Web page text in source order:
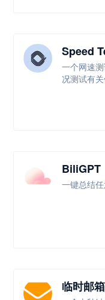
Speed
一个网速
况测试有
BiliGPT
一键总结
临时邮